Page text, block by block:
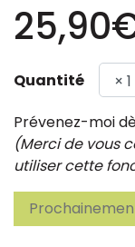
Quantité
Prévenez-moi
(Merci de vous
utiliser cette